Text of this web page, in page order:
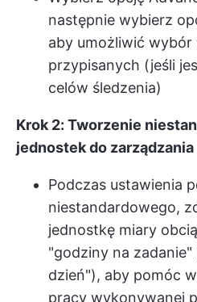
następnie wybierz
aby umożliwić wybór
przypisanych (jeśli
celów śledzenia)
Krok 2: Tworzenie
jednostek do
Podczas ustawienia
niestandardowego,
jednostkę miary
"godziny na
dzień"), aby pomóc
pracy wykonywanej